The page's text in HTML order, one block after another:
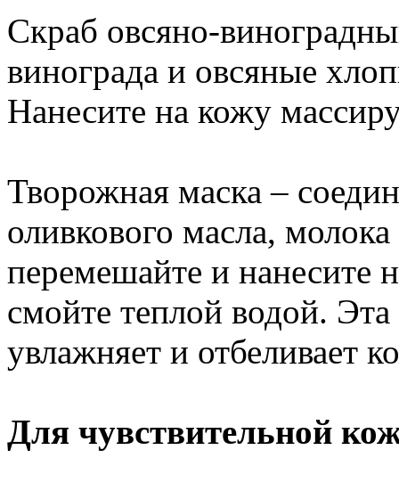
Скраб овсяно-
винограда и овсяные
Нанесите на кожу
Творожная маска –
оливкового масла,
перемешайте и нанесите
смойте теплой водой.
увлажняет и отбеливает
Для чувствительной